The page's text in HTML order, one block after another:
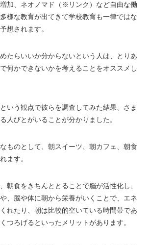
加、ネオノマド（※リンク）など自由な働
様な教育が出てきて学校教育も一律ではな
想されます。
たらいいか分からないという人は、とりあ
何かできないかを考えることをオススメし
いう観点で彼らを調査してみた結果、さま
人びとがいることが分かりました。
ものとして、朝スイーツ、朝カフェ、朝食
ます。
朝食をきちんととることで脳が活性化し、
、脳や体に朝から栄養がいくことで、エネ
れたり、朝は比較的空いている時間帯であ
つろげるといったメリットがあります。